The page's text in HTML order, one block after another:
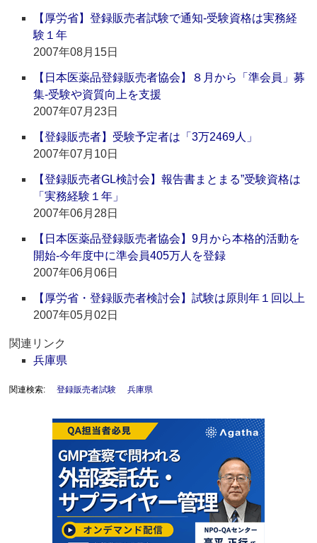
【厚労省】登録販売者試験で通知‐受験資格は実務経
験１年
2007年08月15日
【日本医薬品登録販売者協会】８月から「準会員」募
集‐受験や資質向上を支援
2007年07月23日
【登録販売者】受験予定者は「3万2469人」
2007年07月10日
【登録販売者GL検討会】報告書まとまる”受験資格は
「実務経験１年」
2007年06月28日
【日本医薬品登録販売者協会】9月から本格的活動を
開始‐今年度中に準会員405万人を登録
2007年06月06日
【厚労省・登録販売者検討会】試験は原則年１回以上
2007年05月02日
関連リンク
兵庫県
関連検索: 登録販売者試験 兵庫県